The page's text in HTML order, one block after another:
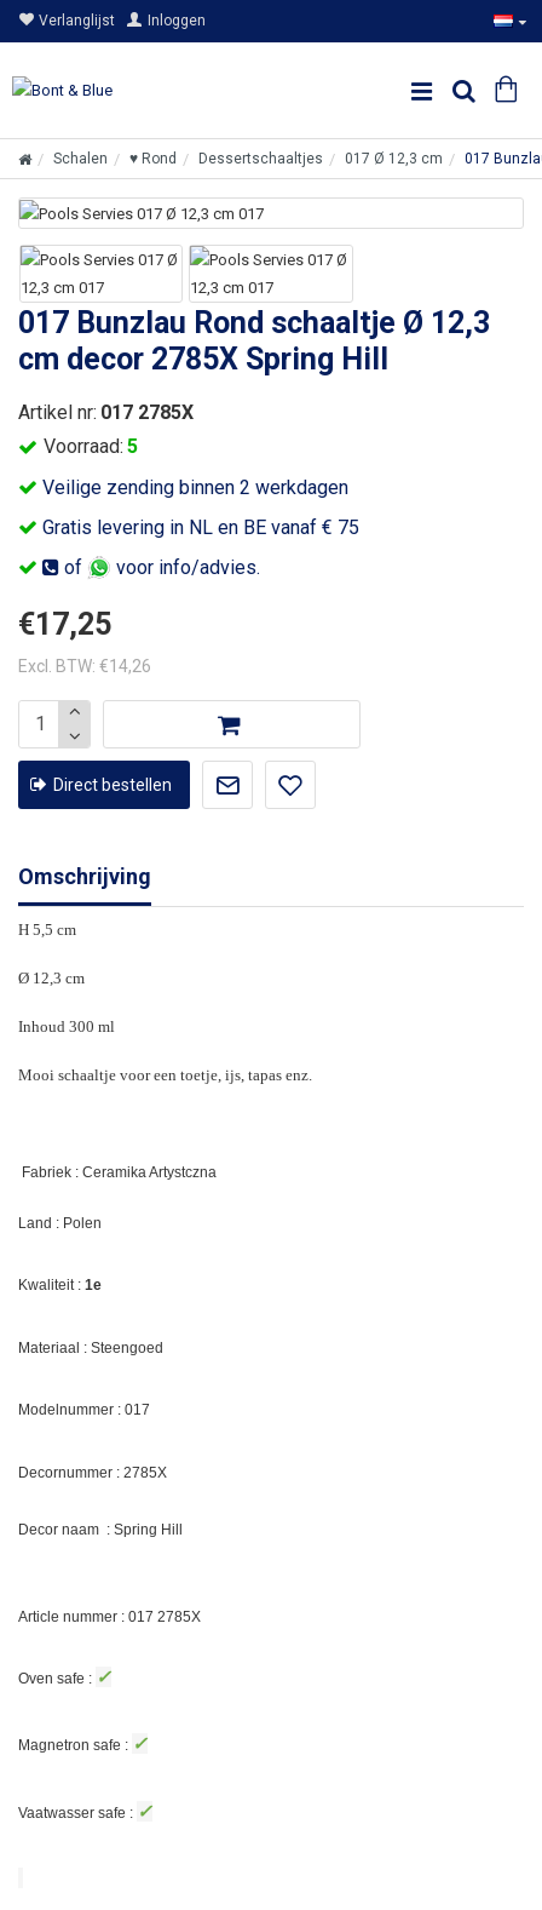
Verlanglijst Inloggen
Schalen ♥ Rond Dessertschaaltjes 017 Ø 12,3 cm 017
017 Bunzlau Rond schaaltje Ø 12,3
cm decor 2785X Spring Hill
Veilige zending binnen 2 werkdagen
Gratis levering in NL en BE vanaf € 75
of
voor info/advies.
Voorraad: 5
Artikel nr: 017 2785X
€17,25
Excl. BTW: €14,26
Direct bestellen
Omschrijving
H 5,5 cm
Ø 12,3 cm
Inhoud 300 ml
Mooi schaaltje voor een toetje, ijs, tapas enz.
Fabriek : Ceramika Artystczna
Land : Polen
Kwaliteit : 1e
Materiaal : Steengoed
Modelnummer : 017
Decornummer : 2785X
Decor naam : Spring Hill
Article nummer : 017 2785X
Oven safe : ✓
Magnetron safe : ✓
Vaatwasser safe : ✓